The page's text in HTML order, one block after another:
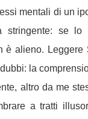
mentali di un
stringente: se lo
è alieno. Leggere
la
altro da me
a tratti